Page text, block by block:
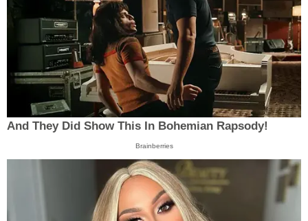
And They Did Show This In Bohemian Rapsody!
Brainberries